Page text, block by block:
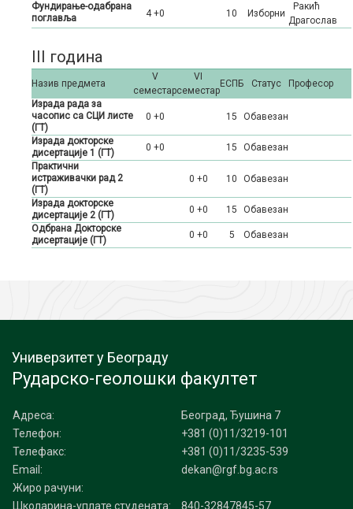
Фундирање-одабрана
поглавља
4 +0 10 Изборни
Ракић
Драгослав
III година
Назив предмета
V
семестар
VI
семестар
ЕСПБ Статус
Професор
Израда рада за
часопис са СЦИ листе
(ГТ)
0 +0 15 Oбавезан
Израда докторске
дисертације 1 (ГТ)
0 +0 15
Oбавезан
Практични
истраживачки рад 2
(ГТ)
0 +0 10 Oбавезан
Израда докторске
дисертације 2 (ГТ)
0 +0 15
Oбавезан
Одбрана Докторске
дисертације (ГТ)
0 +0 5 Oбавезан
Универзитет у Београду
Рударско-геолошки факултет
Адреса:
Београд, Ђушина 7
Телефон:
+381 (0)11/3219-101
Телефакс:
+381 (0)11/3235-539
Email:
dekan@rgf.bg.ac.rs
Жиро рачуни:
Школарина-уплате студената:
840-32847845-57